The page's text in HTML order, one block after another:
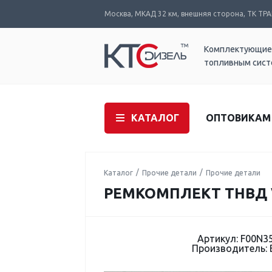
Москва, МКАД 32 км, внешняя сторона, ТК
Комплектующие
топливным
КАТАЛОГ ОПТОВИКАМ
Каталог Прочие детали Прочие детали
РЕМКОМПЛЕКТ ТНВД
Артикул:
Производитель: